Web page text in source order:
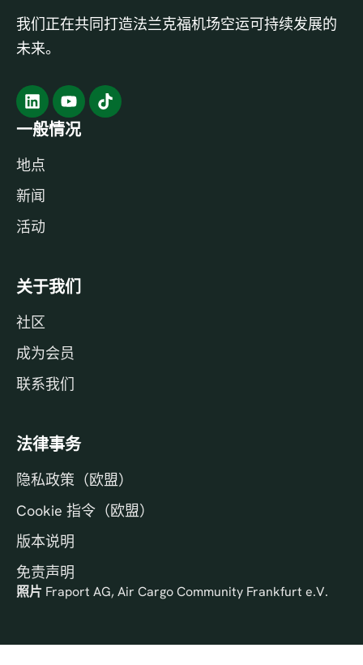
我们正在共同打造法兰克福机场空运可持续发展的
未来。
一般情况
地点
新闻
活动
关于我们
社区
成为会员
联系我们
法律事务
隐私政策（欧盟）
Cookie 指令（欧盟）
版本说明
免责声明
照片 Fraport AG, Air Cargo Community Frankfurt e.V.